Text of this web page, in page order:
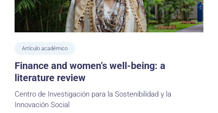
Artículo académico
Finance and women’s well-being: a
literature review
Centro de Investigación para la Sostenibilidad y la
Innovación Social